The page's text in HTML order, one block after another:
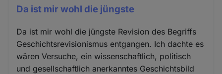
Da ist mir wohl die jüngste
Da ist mir wohl die jüngste Revision des Begriffs
Geschichtsrevisionismus entgangen. Ich dachte es
wären Versuche, ein wissenschaftlich, politisch
und gesellschaftlich anerkanntes Geschichtsbild